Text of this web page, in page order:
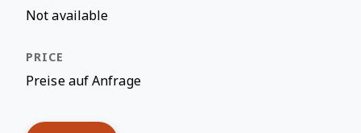
Not available
Preise auf Anfrage